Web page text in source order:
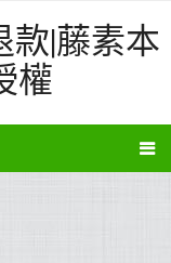
款|藤素本
權